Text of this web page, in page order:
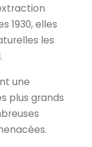
1930, elles
les
une
plus grands